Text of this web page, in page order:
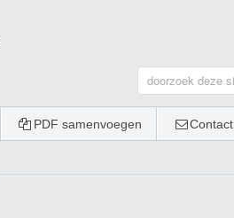
PDF samenvoegen Contact